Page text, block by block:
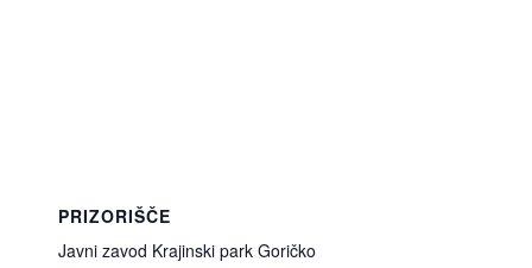
PRIZORIŠČE
Javni zavod Krajinski park Goričko